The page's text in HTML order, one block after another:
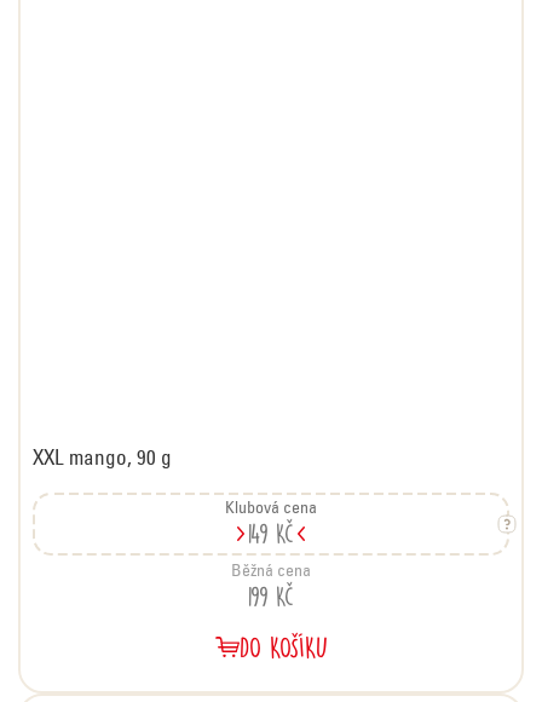
XXL mango, 90 g
Klubová cena
149 Kč
Běžná cena
199 Kč
DO KOŠÍKU